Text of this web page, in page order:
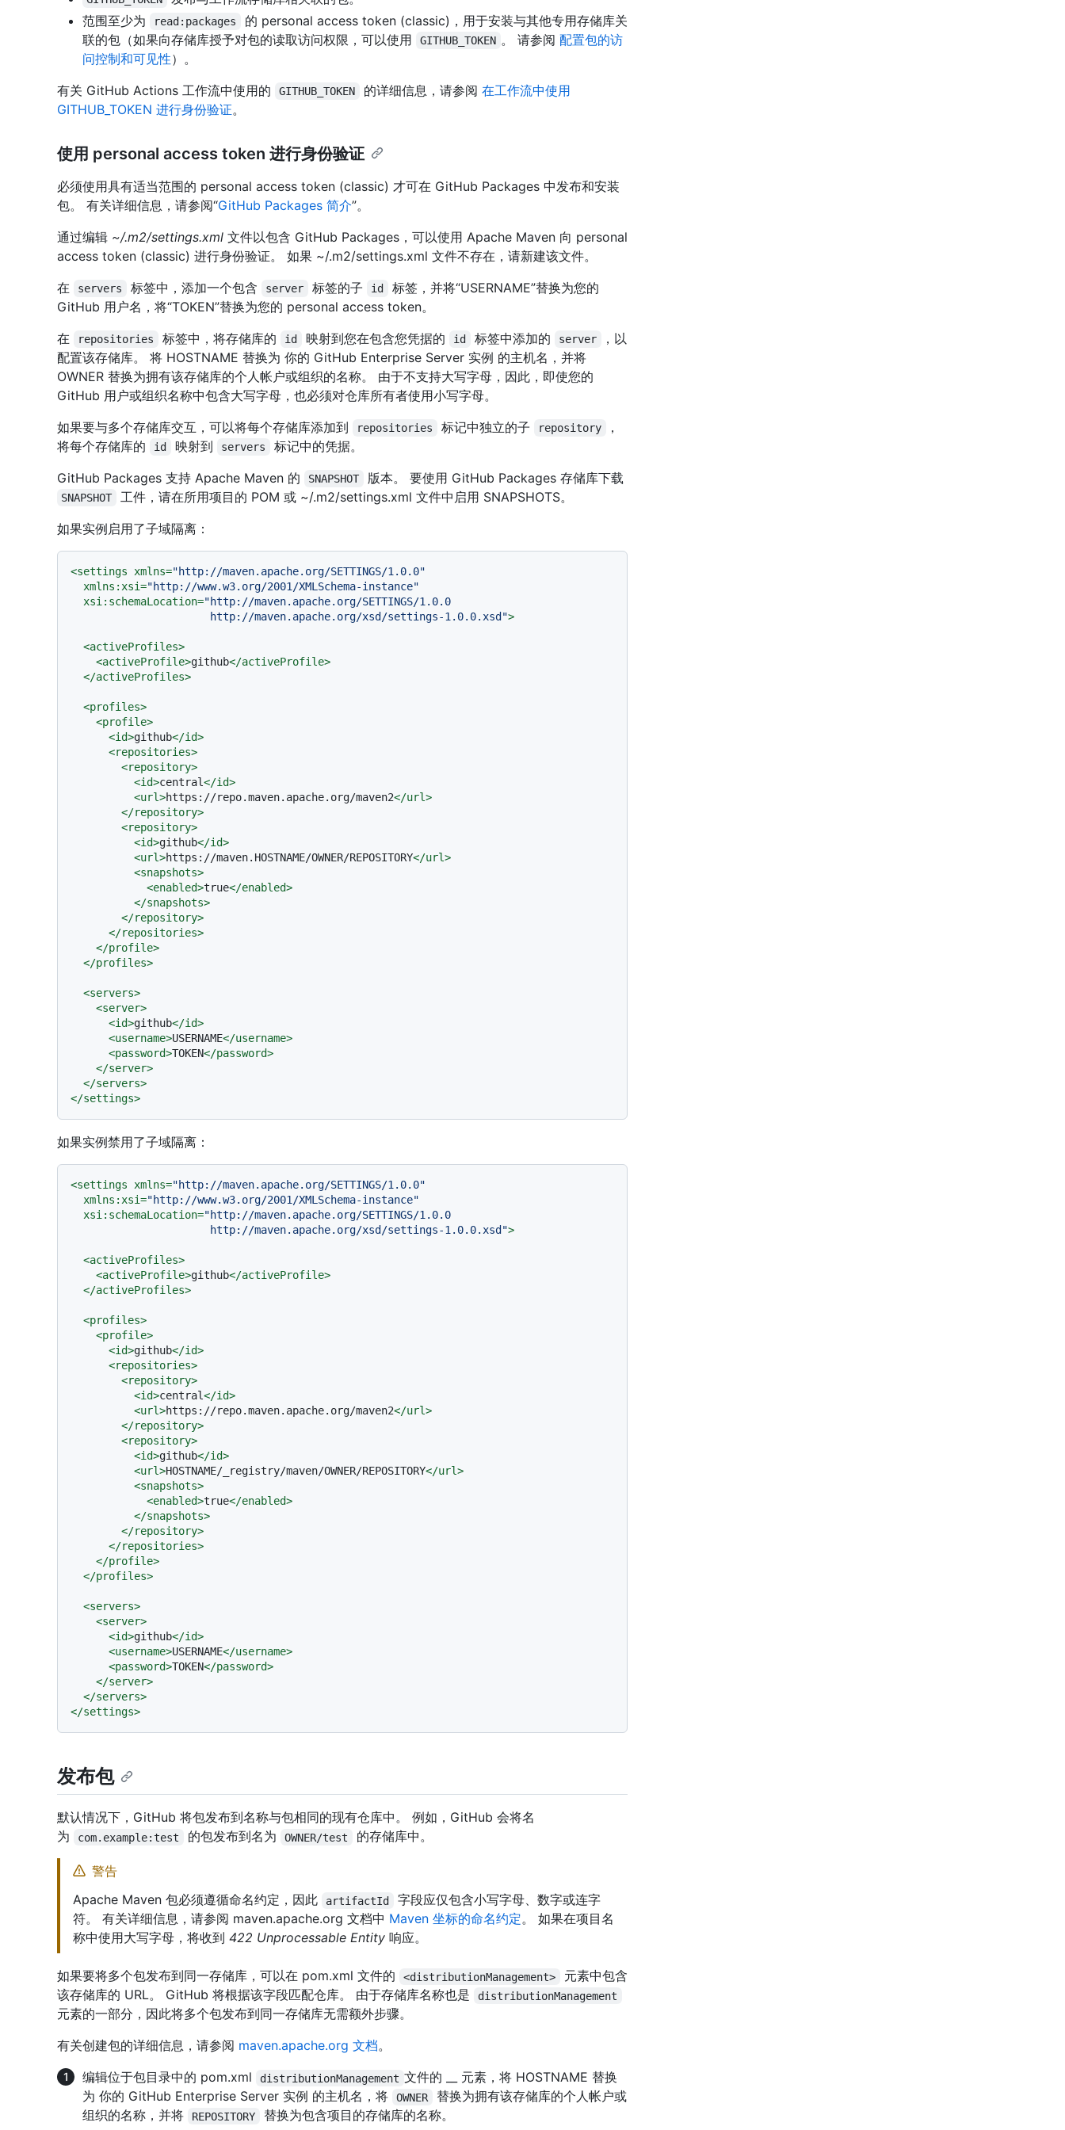
范围至少为
read:packages
的 personal access token (classic)，用于安装与其他专用存储库关
联的包（如果向存储库授予对包的读取访问权限，可以使用
GITHUB_TOKEN 。 请参阅 配置包的访
问控制和可见性）。
有关 GitHub Actions 工作流中使用的
GITHUB_TOKEN 的详细信息，请参阅 在工作流中使用
GITHUB_TOKEN 进行身份验证。
使用 personal access token 进行身份验证
必须使用具有适当范围的 personal access token (classic) 才可在 GitHub Packages 中发布和安装
包。 有关详细信息，请参阅“GitHub Packages 简介”。
通过编辑 ~/.m2/settings.xml 文件以包含 GitHub Packages，可以使用 Apache Maven 向 personal
access token (classic) 进行身份验证。 如果 ~/.m2/settings.xml 文件不存在，请新建该文件。
在
servers 标签中，添加一个包含 server 标签的子 id
标签，并将“USERNAME”替换为您的
GitHub 用户名，将“TOKEN”替换为您的 personal access token。
在
repositories 标签中，将存储库的 id 映射到您在包含您凭据的 id 标签中添加的 server
，以
配置该存储库。 将 HOSTNAME 替换为 你的 GitHub Enterprise Server 实例 的主机名，并将
OWNER 替换为拥有该存储库的个人帐户或组织的名称。 由于不支持大写字母，因此，即使您的
GitHub 用户或组织名称中包含大写字母，也必须对仓库所有者使用小写字母。
如果要与多个存储库交互，可以将每个存储库添加到
repositories 标记中独立的子 repository
，
将每个存储库的
id 映射到 servers
标记中的凭据。
GitHub Packages 支持 Apache Maven 的
SNAPSHOT 版本。 要使用 GitHub Packages 存储库下载
SNAPSHOT
工件，请在所用项目的 POM 或 ~/.m2/settings.xml 文件中启用 SNAPSHOTS。
如果实例启用了子域隔离：
<settings xmlns="http://maven.apache.org/SETTINGS/1.0.0"
xmlns:xsi="http://www.w3.org/2001/XMLSchema-instance"
xsi:schemaLocation="http://maven.apache.org/SETTINGS/1.0.0
                      http://maven.apache.org/xsd/settings-1.0.0.xsd"
>
<activeProfiles>
<activeProfile>github</activeProfile>
</activeProfiles>
<profiles>
<profile>
<id>github</id>
<repositories>
<repository>
<id>central</id>
<url>https://repo.maven.apache.org/maven2</url>
</repository>
<repository>
<id>github</id>
<url>https://maven.HOSTNAME/OWNER/REPOSITORY</url>
<snapshots>
<enabled>true</enabled>
</snapshots>
</repository>
</repositories>
</profile>
</profiles>
<servers>
<server>
<id>github</id>
<username>USERNAME</username>
<password>TOKEN</password>
</server>
</servers>
</settings>
如果实例禁用了子域隔离：
<settings xmlns="http://maven.apache.org/SETTINGS/1.0.0"
xmlns:xsi="http://www.w3.org/2001/XMLSchema-instance"
xsi:schemaLocation="http://maven.apache.org/SETTINGS/1.0.0
                      http://maven.apache.org/xsd/settings-1.0.0.xsd"
>
<activeProfiles>
<activeProfile>github</activeProfile>
</activeProfiles>
<profiles>
<profile>
<id>github</id>
<repositories>
<repository>
<id>central</id>
<url>https://repo.maven.apache.org/maven2</url>
</repository>
<repository>
<id>github</id>
<url>HOSTNAME/_registry/maven/OWNER/REPOSITORY</url>
<snapshots>
<enabled>true</enabled>
</snapshots>
</repository>
</repositories>
</profile>
</profiles>
<servers>
<server>
<id>github</id>
<username>USERNAME</username>
<password>TOKEN</password>
</server>
</servers>
</settings>
发布包
默认情况下，GitHub 将包发布到名称与包相同的现有仓库中。 例如，GitHub 会将名
为
com.example:test 的包发布到名为 OWNER/test 的存储库中。
警告
Apache Maven 包必须遵循命名约定，因此
artifactId
字段应仅包含小写字母、数字或连字
符。 有关详细信息，请参阅 maven.apache.org 文档中 Maven 坐标的命名约定。 如果在项目名
称中使用大写字母，将收到 422 Unprocessable Entity 响应。
如果要将多个包发布到同一存储库，可以在 pom.xml 文件的 <distributionManagement>
元素中包含
该存储库的 URL。 GitHub 将根据该字段匹配仓库。 由于存储库名称也是
distributionManagement
元素的一部分，因此将多个包发布到同一存储库无需额外步骤。
有关创建包的详细信息，请参阅 maven.apache.org 文档。
编辑位于包目录中的 pom.xml
distributionManagement 文件的 __ 元素，将 HOSTNAME 替换
为 你的 GitHub Enterprise Server 实例 的主机名，将
OWNER
替换为拥有该存储库的个人帐户或
组织的名称，并将
REPOSITORY 替换为包含项目的存储库的名称。